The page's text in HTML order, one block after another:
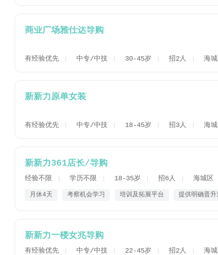
商业广场雅仕达导购
有经验优先 中专/中技 30-45岁 招2人 海
新新力原单女装
有经验优先 中专/中技 18-45岁 招3人 海
新新力361店长/导购
经验不限 学历不限 18-35岁 招6人 海城区
月休4天 考察机会学习 培训及拓展平台 提供明确晋升
新新力一楼女兆导购
有经验优先 中专/中技 22-45岁 招2人 海